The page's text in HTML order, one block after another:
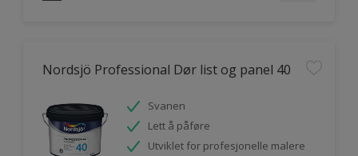
Nordsjö Professional Dør list og panel 40
Svanen
Lett å påføre
Utviklet for profesjonelle malere